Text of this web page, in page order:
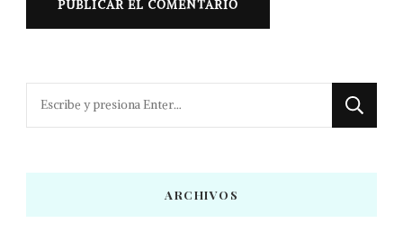
¿Buscas
ARCHIVOS